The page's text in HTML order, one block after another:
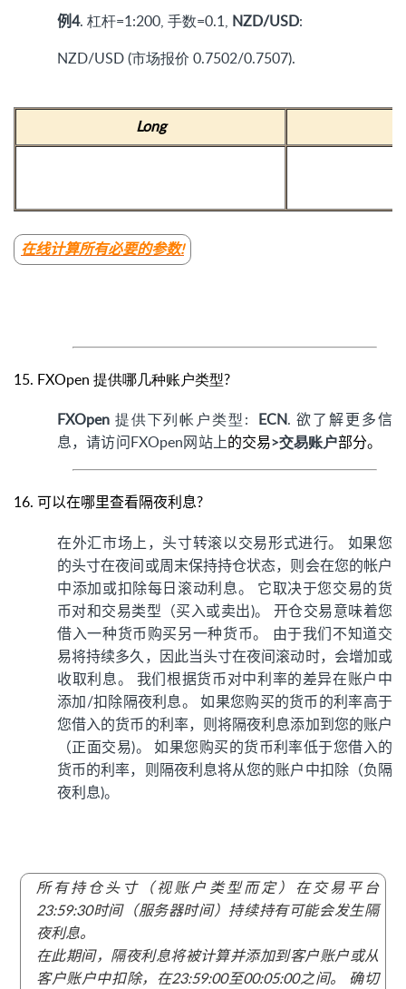
例4. 杠杆=1:200, 手数=0.1, NZD/USD:
NZD/USD (市场报价 0.7502/0.7507).
Long
在线计算所有必要的参数!
15. FXOpen 提供哪几种账户类型?
FXOpen 提供下列帐户类型: ECN.欲了解更多信
息，请访问FXOpen网站上的交易>交易账户部分。
16. 可以在哪里查看隔夜利息?
在外汇市场上，头寸转滚以交易形式进行。 如果您
的头寸在夜间或周末保持持仓状态，则会在您的帐户
中添加或扣除每日滚动利息。 它取决于您交易的货
币对和交易类型（买入或卖出)。 开仓交易意味着您
借入一种货币购买另一种货币。 由于我们不知道交
易将持续多久，因此当头寸在夜间滚动时，会增加或
收取利息。 我们根据货币对中利率的差异在账户中
添加/扣除隔夜利息。 如果您购买的货币的利率高于
您借入的货币的利率，则将隔夜利息添加到您的账户
（正面交易)。 如果您购买的货币利率低于您借入的
货币的利率，则隔夜利息将从您的账户中扣除（负隔
夜利息)。
所有持仓头寸（视账户类型而定）在交易平台
23:59:30时间（服务器时间）持续持有可能会发生隔
夜利息。
在此期间，隔夜利息将被计算并添加到客户账户或从
客户账户中扣除，在23:59:00至00:05:00之间。 确切